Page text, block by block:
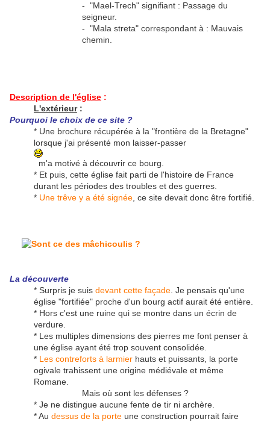
- "Mael-Trech" signifiant : Passage du
seigneur.
- "Mala streta" correspondant à : Mauvais
chemin.
Description de l'église :
L'extérieur:
Pourquoi le choix de ce site ?
* Une brochure récupérée à la "frontière de la Bretagne"
lorsque j'ai présenté mon laisser-passer
m'a motivé à découvrir ce bourg.
* Et puis, cette église fait parti de l'histoire de France
durant les périodes des troubles et des guerres.
* Une trêve y a été signée , ce site devait donc être fortifié.
La découverte
* Surpris je suis devant cette façade . Je pensais qu'une
église "fortifiée" proche d'un bourg actif aurait été entière.
* Hors c'est une ruine qui se montre dans un écrin de
verdure.
* Les multiples dimensions des pierres me font penser à
une église ayant été trop souvent consolidée.
* Les contreforts à larmier hauts et puissants, la porte
ogivale trahissent une origine médiévale et même
Romane.
Mais où sont les défenses ?
* Je ne distingue aucune fente de tir ni archère.
* Au dessus de la porte une construction pourrait faire